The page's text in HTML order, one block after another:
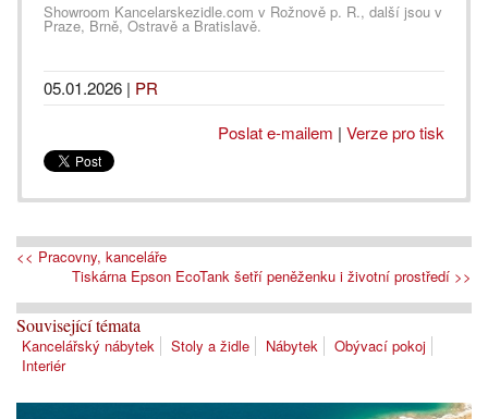
Showroom Kancelarskezidle.com v Rožnově p. R., další jsou v
Praze, Brně, Ostravě a Bratislavě.
05.01.2026 | PR
Poslat e-mailem | Verze pro tisk
<< Pracovny, kanceláře
Tiskárna Epson EcoTank šetří peněženku i životní prostředí >>
Související témata
Kancelářský nábytek Stoly a židle Nábytek
Obývací pokoj
Interiér